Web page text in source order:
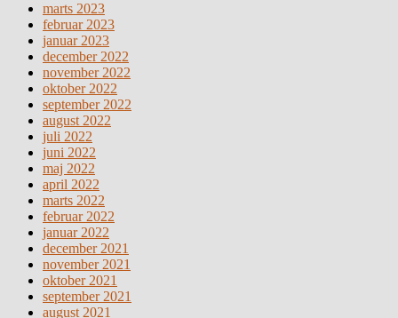
marts 2023
februar 2023
januar 2023
december 2022
november 2022
oktober 2022
september 2022
august 2022
juli 2022
juni 2022
maj 2022
april 2022
marts 2022
februar 2022
januar 2022
december 2021
november 2021
oktober 2021
september 2021
august 2021